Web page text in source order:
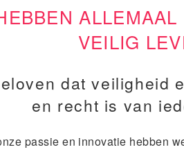
VEILIG
dat veiligheid
en recht is van
passie en innovatie hebben